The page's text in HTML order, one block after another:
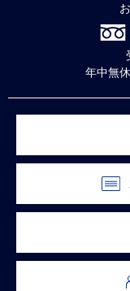
年中無